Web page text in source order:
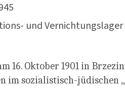
und Vernichtungslager
16. Oktober 1901 in
im sozialistisch-jüdischen